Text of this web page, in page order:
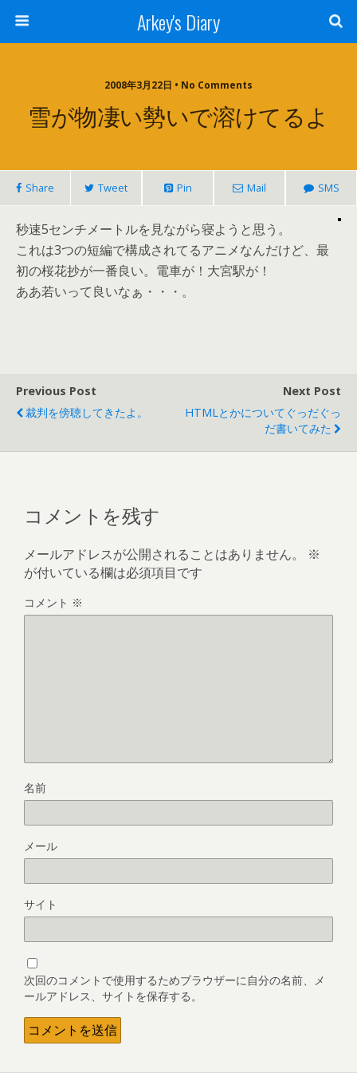
Arkey's Diary
2008年3月22日 • No Comments
雪が物凄い勢いで溶けてるよ
Share Tweet Pin Mail SMS
秒速5センチメートルを見ながら寝ようと思う。
これは3つの短編で構成されてるアニメなんだけど、最
初の桜花抄が一番良い。電車が！大宮駅が！
ああ若いって良いなぁ・・・。
Previous Post
裁判を傍聴してきたよ。
Next Post
HTMLとかについてぐっだぐっ
だ書いてみた
コメントを残す
メールアドレスが公開されることはありません。
※
が付いている欄は必須項目です
コメント ※
名前
メール
サイト
次回のコメントで使用するためブラウザーに自分の名前、メ
ールアドレス、サイトを保存する。